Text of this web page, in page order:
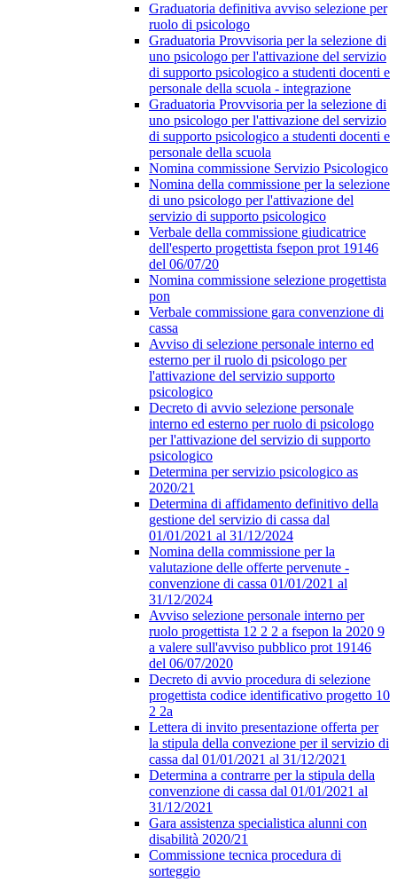
Graduatoria definitiva avviso selezione per
ruolo di psicologo
Graduatoria Provvisoria per la selezione di
uno psicologo per l'attivazione del servizio
di supporto psicologico a studenti docenti e
personale della scuola - integrazione
Graduatoria Provvisoria per la selezione di
uno psicologo per l'attivazione del servizio
di supporto psicologico a studenti docenti e
personale della scuola
Nomina commissione Servizio Psicologico
Nomina della commissione per la selezione
di uno psicologo per l'attivazione del
servizio di supporto psicologico
Verbale della commissione giudicatrice
dell'esperto progettista fsepon prot 19146
del 06/07/20
Nomina commissione selezione progettista
pon
Verbale commissione gara convenzione di
cassa
Avviso di selezione personale interno ed
esterno per il ruolo di psicologo per
l'attivazione del servizio supporto
psicologico
Decreto di avvio selezione personale
interno ed esterno per ruolo di psicologo
per l'attivazione del servizio di supporto
psicologico
Determina per servizio psicologico as
2020/21
Determina di affidamento definitivo della
gestione del servizio di cassa dal
01/01/2021 al 31/12/2024
Nomina della commissione per la
valutazione delle offerte pervenute -
convenzione di cassa 01/01/2021 al
31/12/2024
Avviso selezione personale interno per
ruolo progettista 12 2 2 a fsepon la 2020 9
a valere sull'avviso pubblico prot 19146
del 06/07/2020
Decreto di avvio procedura di selezione
progettista codice identificativo progetto 10
2 2a
Lettera di invito presentazione offerta per
la stipula della convezione per il servizio di
cassa dal 01/01/2021 al 31/12/2021
Determina a contrarre per la stipula della
convenzione di cassa dal 01/01/2021 al
31/12/2021
Gara assistenza specialistica alunni con
disabilità 2020/21
Commissione tecnica procedura di
sorteggio